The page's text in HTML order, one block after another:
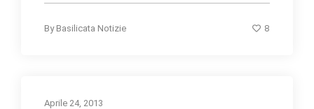
By Basilicata Notizie 8
Aprile 24, 2013